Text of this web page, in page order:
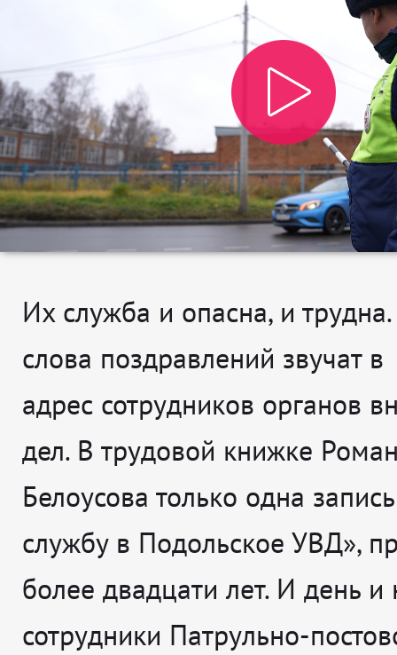
Их служба и опасна, и
слова поздравлений звучат в
адрес сотрудников органов
дел. В трудовой книжке
Белоусова только одна
службу в Подольское УВД»,
более двадцати лет. И день и
сотрудники Патрульно-